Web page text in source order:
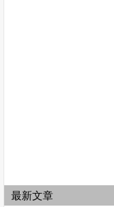
最新文章